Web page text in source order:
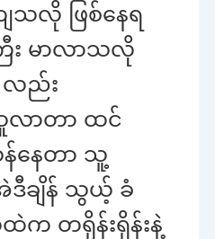
သလို ဖြစ်နေရ
ြီး မာလာသလို
လည်း
ာတာ ထင်
နေတာ သူ့
ချိန် သွယ့် ခံ
က တရှိန်းရှိန်းနဲ့